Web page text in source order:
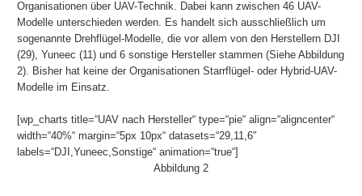
Organisationen über UAV-Technik. Dabei kann zwischen 46 UAV-
Modelle unterschieden werden. Es handelt sich ausschließlich um
sogenannte Drehflügel-Modelle, die vor allem von den Herstellern DJI
(29), Yuneec (11) und 6 sonstige Hersteller stammen (Siehe Abbildung
2). Bisher hat keine der Organisationen Starrflügel- oder Hybrid-UAV-
Modelle im Einsatz.
[wp_charts title=“UAV nach Hersteller“ type=“pie“ align=“aligncenter“
width=“40%“ margin=“5px 10px“ datasets=“29,11,6″
labels=“DJI,Yuneec,Sonstige“ animation=“true“]
Abbildung 2